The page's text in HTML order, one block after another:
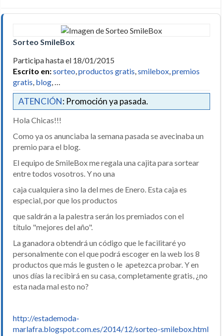
Sorteo SmileBox
Participa hasta el 18/01/2015
Escrito en:sorteo,productos gratis,smilebox,premios
gratis, blog, …
ATENCIÓN: Promoción ya pasada.
Hola Chicas!!!
Como ya os anunciaba la semana pasada se avecinaba un
premio para el blog.
El equipo de SmileBox me regala una cajita para sortear
entre todos vosotros. Y no una
caja cualquiera sino la del mes de Enero. Esta caja es
especial, por que los productos
que saldrán a la palestra serán los premiados con el
título "mejores del año".
La ganadora obtendrá un código que le facilitaré yo
personalmente con el que podrá escoger en la web los 8
productos que más le gusten o le apetezca probar. Y en
unos días la recibirá en su casa, completamente gratis, ¿no
esta nada mal esto no?
http://estademoda-
marlafra.blogspot.com.es/2014/12/sorteo-smilebox.html